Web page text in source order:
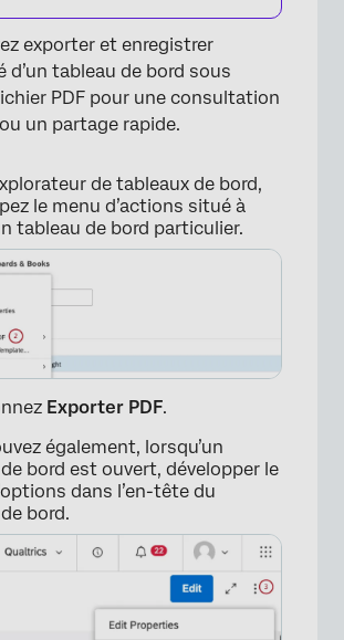
exporter et enregistrer
d’un tableau de bord sous
PDF pour une consultation
un partage rapide.
de tableaux de bord,
le menu d’actions situé à
tableau de bord particulier.
Exporter PDF.
également, lorsqu’un
bord est ouvert, développer le
dans l’en-tête du
bord.